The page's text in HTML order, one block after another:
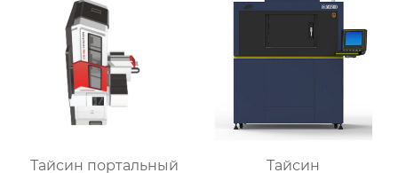
Тайсин портальный
Тайсин